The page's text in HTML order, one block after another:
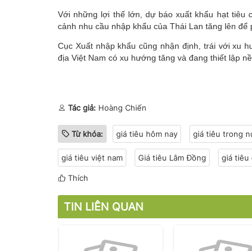
Với những lợi thế lớn, dự báo xuất khẩu hạt tiêu
cảnh nhu cầu nhập khẩu của Thái Lan tăng lên
Cục Xuất nhập khẩu cũng nhận định, trái với xu
địa Việt Nam có xu hướng tăng và đang thiết lập
Tác giả: Hoàng Chiến
Từ khóa: giá tiêu hôm nay giá tiêu trong
giá tiêu việt nam Giá tiêu Lâm Đồng ​​​​​​​giá tiêu
Thích
TIN LIÊN QUAN